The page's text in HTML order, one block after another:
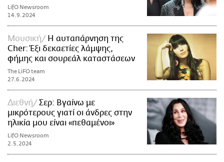
LifO Newsroom
14.9.2024
Μουσική
Η αυταπάρνηση της
Cher: Έξι δεκαετίες λάμψης,
φήμης και σουρεάλ καταστάσεων
The LiFO team
27.6.2024
Διεθνή
Σερ: Βγαίνω με
μικρότερους γιατί οι άνδρες στην
ηλικία μου είναι «πεθαμένοι»
LifO Newsroom
2.5.2024